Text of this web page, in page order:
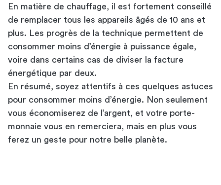
En matière de chauffage, il est fortement conseillé
de remplacer tous les appareils âgés de 10 ans et
plus. Les progrès de la technique permettent de
consommer moins d’énergie à puissance égale,
voire dans certains cas de diviser la facture
énergétique par deux.
En résumé, soyez attentifs à ces quelques astuces
pour consommer moins d’énergie. Non seulement
vous économiserez de l’argent, et votre porte-
monnaie vous en remerciera, mais en plus vous
ferez un geste pour notre belle planète.